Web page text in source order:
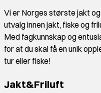
Vi er Norges største jakt
utvalg innen jakt, fiske og
Med fagkunnskap og
for at du skal få en unik
tur eller fiske!
Jakt&Friluft